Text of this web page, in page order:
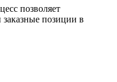
позволяет
позиции в